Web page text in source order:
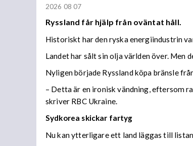
2026 08 07
Ryssland får hjälp från oväntat håll.
Historiskt har den ryska energiindustrin
Landet har sålt sin olja världen över. Men
Nyligen började Ryssland köpa bränsle
– Detta är en ironisk vändning, eftersom
skriver RBC Ukraine.
Sydkorea skickar fartyg
Nu kan ytterligare ett land läggas till